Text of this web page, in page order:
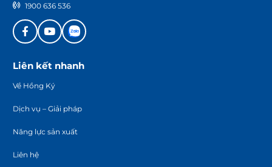
1900 636 536
Liên kết nhanh
Về Hồng Ký
Dịch vụ – Giải pháp
Năng lực sản xuất
Liên hệ